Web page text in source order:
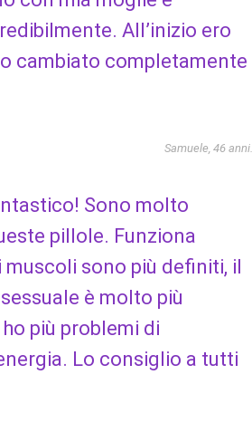
All’inizio ero
cambiato completamente
Samuele, 46 anni.
Sono molto
pillole. Funziona
muscoli sono più definiti, il
è molto più
più problemi di
Lo consiglio a tutti